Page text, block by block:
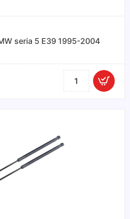
seria 5 E39 1995-2004
Cantitate
Amortizor
5
E39